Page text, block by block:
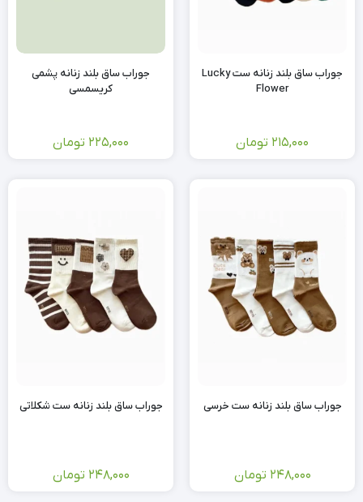
جوراب ساق بلند زنانه ست Lucky
Flower
215,000 تومان
جوراب ساق بلند زنانه پشمی
کریسمسی
225,000 تومان
جوراب ساق بلند زنانه ست خرسی
248,000 تومان
جوراب ساق بلند زنانه ست شکلاتی
248,000 تومان